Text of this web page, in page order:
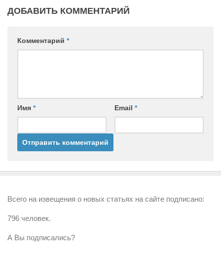
ДОБАВИТЬ КОММЕНТАРИЙ
Комментарий *
Имя * Email *
Всего на извещения о новых статьях на сайте подписано:
796 человек.
А Вы подписались?